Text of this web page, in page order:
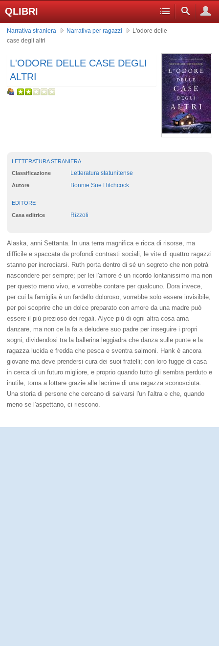
QLIBRI
Narrativa straniera Narrativa per ragazzi
L'odore delle
case degli altri
L'ODORE DELLE CASE DEGLI
ALTRI
LETTERATURA STRANIERA
Classificazione Letteratura statunitense
Autore Bonnie Sue Hitchcock
EDITORE
Casa editrice Rizzoli
Alaska, anni Settanta. In una terra magnifica e ricca di risorse, ma
difficile e spaccata da profondi contrasti sociali, le vite di quattro ragazzi
stanno per incrociarsi. Ruth porta dentro di sé un segreto che non potrà
nascondere per sempre; per lei l'amore è un ricordo lontanissimo ma non
per questo meno vivo, e vorrebbe contare per qualcuno. Dora invece,
per cui la famiglia è un fardello doloroso, vorrebbe solo essere invisibile,
per poi scoprire che un dolce preparato con amore da una madre può
essere il più prezioso dei regali. Alyce più di ogni altra cosa ama
danzare, ma non ce la fa a deludere suo padre per inseguire i propri
sogni, dividendosi tra la ballerina leggiadra che danza sulle punte e la
ragazza lucida e fredda che pesca e sventra salmoni. Hank è ancora
giovane ma deve prendersi cura dei suoi fratelli; con loro fugge di casa
in cerca di un futuro migliore, e proprio quando tutto gli sembra perduto e
inutile, torna a lottare grazie alle lacrime di una ragazza sconosciuta.
Una storia di persone che cercano di salvarsi l'un l'altra e che, quando
meno se l'aspettano, ci riescono.